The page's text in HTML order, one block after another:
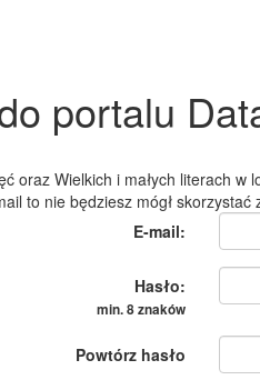
portalu
oraz Wielkich i małych literach
to nie będziesz mógł
E-mail:
Hasło:
min. 8 znaków
Powtórz hasło